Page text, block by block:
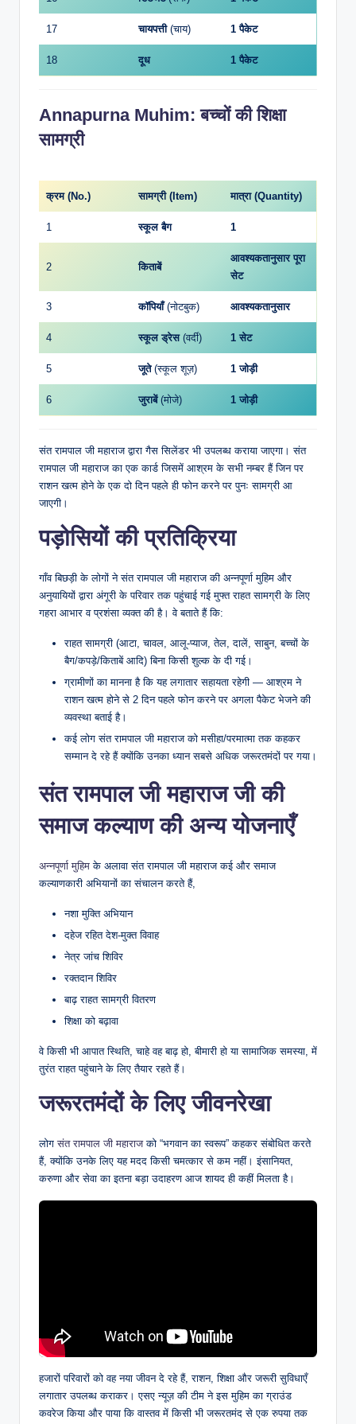
17 चायपत्ती(चाय) 1 पैकेट
18 दूध 1 पैकेट
Annapurna Muhim: बच्चों की शिक्षा
सामग्री
क्रम (No.) सामग्री (Item) मात्रा (Quantity)
1 स्कूल बैग 1
2 किताबें
आवश्यकतानुसार पूरा
सेट
3 कॉपियाँ(नोटबुक) आवश्यकतानुसार
4 स्कूल ड्रेस(वर्दी) 1 सेट
5 जूते(स्कूल शूज़) 1 जोड़ी
6 जुराबें(मोजे) 1 जोड़ी
संत रामपाल जी महाराज द्वारा गैस सिलेंडर भी उपलब्ध कराया जाएगा। संत
रामपाल जी महाराज का एक कार्ड जिसमें आश्रम के सभी नम्बर हैं जिन पर
राशन खत्म होने के एक दो दिन पहले ही फोन करने पर पुनः सामग्री आ
जाएगी।
पड़ोसियों की प्रतिक्रिया
गाँव बिछड़ी के लोगों ने संत रामपाल जी महाराज की अन्नपूर्णा मुहिम और
अनुयायियों द्वारा अंगूरी के परिवार तक पहुंचाई गई मुफ्त राहत सामग्री के लिए
गहरा आभार व प्रशंसा व्यक्त की है। वे बताते हैं कि:
राहत सामग्री (आटा, चावल, आलू-प्याज, तेल, दालें, साबुन, बच्चों के
बैग/कपड़े/किताबें आदि) बिना किसी शुल्क के दी गई।
ग्रामीणों का मानना है कि यह लगातार सहायता रहेगी — आश्रम ने
राशन खत्म होने से 2 दिन पहले फोन करने पर अगला पैकेट भेजने की
व्यवस्था बताई है।
कई लोग संत रामपाल जी महाराज को मसीहा/परमात्मा तक कहकर
सम्मान दे रहे हैं क्योंकि उनका ध्यान सबसे अधिक जरूरतमंदों पर गया।
संत रामपाल जी महाराज जी की
समाज कल्याण की अन्य योजनाएँ
अन्नपूर्णा मुहिम के अलावा संत रामपाल जी महाराज कई और समाज
कल्याणकारी अभियानों का संचालन करते हैं,
नशा मुक्ति अभियान
दहेज रहित देश-मुक्त विवाह
नेत्र जांच शिविर
रक्तदान शिविर
बाढ़ राहत सामग्री वितरण
शिक्षा को बढ़ावा
वे किसी भी आपात स्थिति, चाहे वह बाढ़ हो, बीमारी हो या सामाजिक समस्या, में
तुरंत राहत पहुंचाने के लिए तैयार रहते हैं।
जरूरतमंदों के लिए जीवनरेखा
लोगसंत रामपाल जी महाराजको “भगवान का स्वरूप” कहकर संबोधित करते
हैं, क्योंकि उनके लिए यह मदद किसी चमत्कार से कम नहीं। इंसानियत,
करुणा और सेवा का इतना बड़ा उदाहरण आज शायद ही कहीं मिलता है।
हजारों परिवारों को वह नया जीवन दे रहे हैं, राशन, शिक्षा और जरूरी सुविधाएँ
लगातार उपलब्ध कराकर। एसए न्यूज़ की टीम ने इस मुहिम का ग्राउंड
कवरेज किया और पाया कि वास्तव में किसी भी जरूरतमंद से एक रुपया तक